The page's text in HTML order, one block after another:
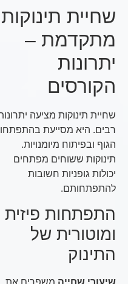
שחיית תינוקות
מתקדמת –
יתרונות
הקורסים
שחיית תינוקות מציעה יתרונות
רבים. היא מסייעת בהתפתחות
הגוף ובפיתוח מיומנויות.
תינוקות ששוחים מפתחים
יכולות גופניות חשובות
להתפתחותם.
התפתחות פיזית
ומוטורית של
התינוק